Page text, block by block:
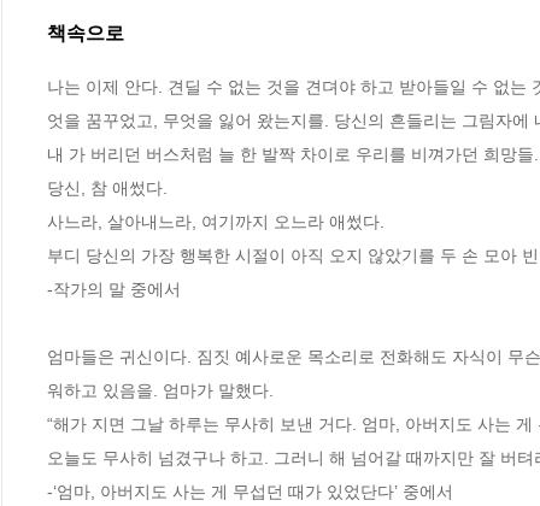
책속으로
나는 이제 안다. 견딜 수 없는 것을 견뎌야 하고 받아들일 수 없
엇을 꿈꾸었고, 무엇을 잃어 왔는지를. 당신의 흔들리는 그림자
내 가 버리던 버스처럼 늘 한 발짝 차이로 우리를 비껴가던 희망
당신, 참 애썼다.
사느라, 살아내느라, 여기까지 오느라 애썼다.
부디 당신의 가장 행복한 시절이 아직 오지 않았기를 두 손 모아
-작가의 말 중에서
엄마들은 귀신이다. 짐짓 예사로운 목소리로 전화해도 자식이 무
워하고 있음을. 엄마가 말했다.
“해가 지면 그날 하루는 무사히 보낸 거다. 엄마, 아버지도 사는
오늘도 무사히 넘겼구나 하고. 그러니 해 넘어갈 때까지만 잘 버텨
-‘엄마, 아버지도 사는 게 무섭던 때가 있었단다’ 중에서